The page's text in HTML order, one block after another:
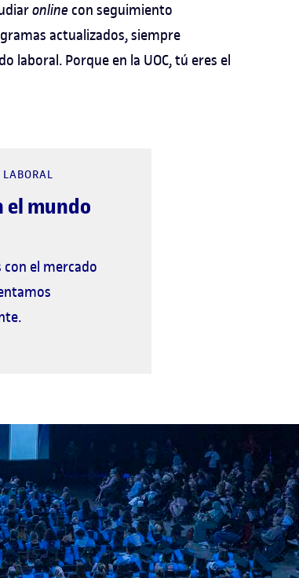
online con seguimiento
actualizados, siempre
laboral. Porque en la UOC, tú eres el
el mundo
el mercado